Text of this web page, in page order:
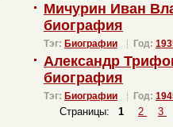
Мичурин Иван
биография
Тэг: Биографии Год:
Александр
биография
Тэг: Биографии Год:
Страницы: 1 2 3